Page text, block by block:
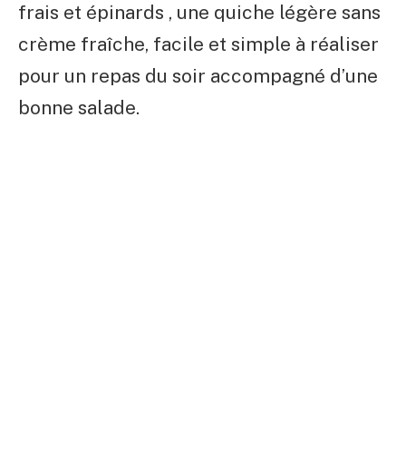
frais et épinards , une quiche légère sans
crème fraîche, facile et simple à réaliser
pour un repas du soir accompagné d’une
bonne salade.